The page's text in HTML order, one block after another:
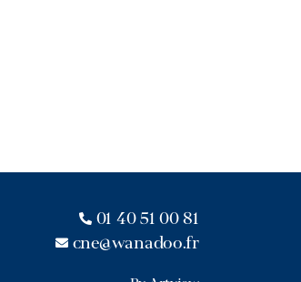
01 40 51 00 81
cne@wanadoo.fr